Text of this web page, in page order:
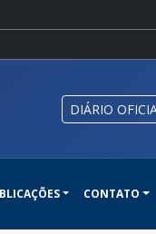
DIÁRIO
CONTATO